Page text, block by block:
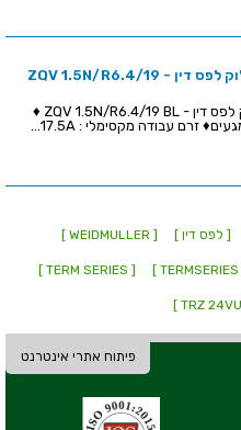
מגשר טרמינל בלוק לפס דין - ZQV 1.5N/R6.4/19
מגשר טרמינל בלוק לפס דין - ZQV 1.5N/R6.4/19 BL ♦
[ לפס דין ] [ WEIDMULLER ]
[ TERM SERIES ]
פיתוח אתרי אינטרנט